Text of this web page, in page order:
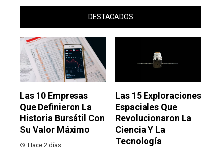
DESTACADOS
Las 10 Empresas
Que Definieron La
Historia Bursátil Con
Su Valor Máximo
Hace 2 días
Las 15 Exploraciones
Espaciales Que
Revolucionaron La
Ciencia Y La
Tecnología